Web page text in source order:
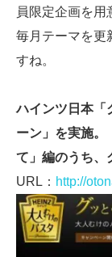
員限定企画を用
毎月テーマを更
すね。
ハインツ日本「
ーン」を実施。
て」編のうち、
URL： http://